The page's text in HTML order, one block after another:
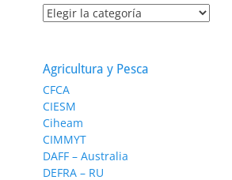
Categorías
Agricultura y Pesca
CFCA
CIESM
Ciheam
CIMMYT
DAFF – Australia
DEFRA – RU